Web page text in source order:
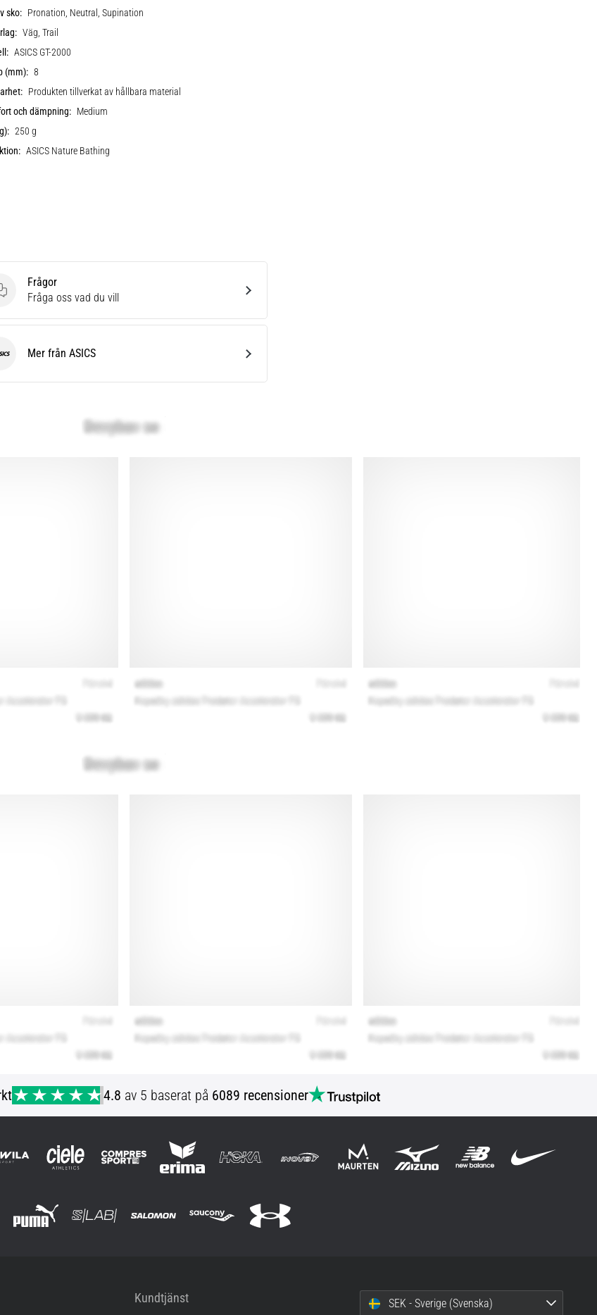
sko: Pronation, Neutral, Supination
Väg, Trail
ASICS GT-2000
(mm): 8
Produkten tillverkat av hållbara material
och dämpning: Medium
250 g
ASICS Nature Bathing
Frågor
Fråga oss vad du vill
Mer från ASICS
4.8 av 5 baserat på 6089 recensioner
Kundtjänst SEK - Sverige (Svenska)